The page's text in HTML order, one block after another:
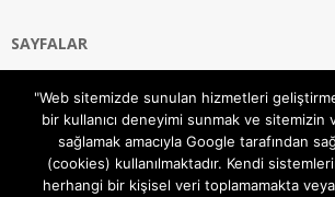
SAYFALAR
Gizlilik ve Çerezler (Cookies) Politikası
Hakkımızda
İletişim Kanalları
MODEM KURULUM
"Web sitemizde sunulan hizmetleri
bir kullanıcı deneyimi sunmak ve sitemizin
sağlamak amacıyla Google tarafından
(cookies) kullanılmaktadır. Kendi
herhangi bir kişisel veri toplamamakta